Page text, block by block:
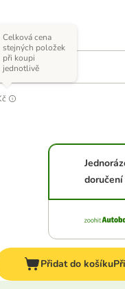
Celková cena
stejných položek
při koupi
jednotlivě
doručení
Přidat do košíku